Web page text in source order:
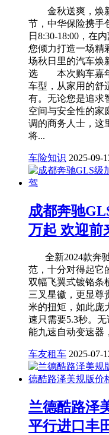
金秋送爽，焕新
节，中华保险携手
日8:30-18:00，在
您倾力打造一场精
场秋日里的汽车
选 本次购车嘉年
车型，从家用的舒
有。无论您是追求
空间与安全性的家
调的商务人士，这
将...
车险知识 2025-09-
成都奔驰
万起 欢迎前
全新2024款奔驰
范，十分对得起它
双幅飞翼式镀铬条
三叉星徽，更显
米的扭矩，如此庞
速只需要5.3秒。
能九速自动变速器
车友租车 2025-07-
兰德酷路泽
平行进口丰